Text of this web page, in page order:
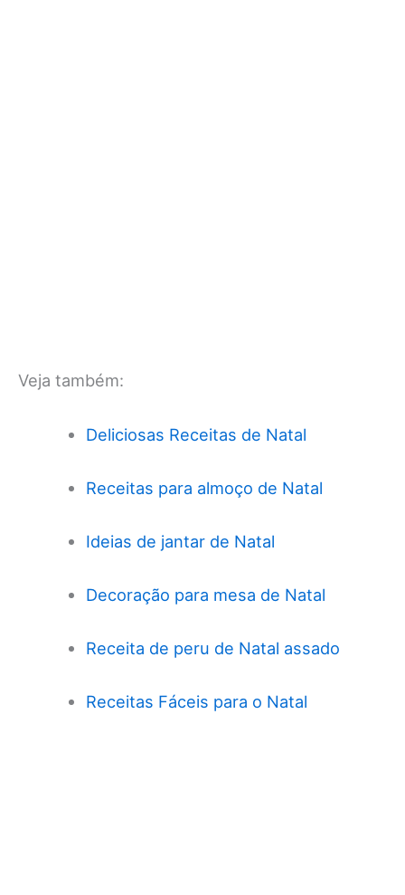
Veja também:
Deliciosas Receitas de Natal
Receitas para almoço de Natal
Ideias de jantar de Natal
Decoração para mesa de Natal
Receita de peru de Natal assado
Receitas Fáceis para o Natal